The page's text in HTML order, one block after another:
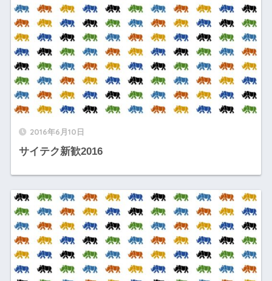
2016年6月10日
サイテク新歓2016